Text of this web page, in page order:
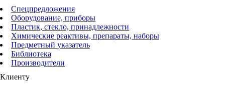
Спецпредложения
Оборудование, приборы
Пластик, стекло, принадлежности
Химические реактивы, препараты, наборы
Предметный указатель
Библиотека
Производители
Клиенту